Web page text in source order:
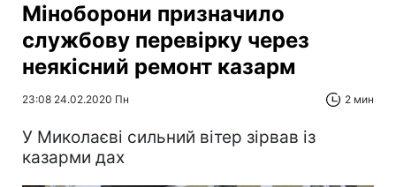
Міноборони призначило
службову перевірку через
неякісний ремонт казарм
23:08 24.02.2020 Пн 2 мин
У Миколаєві сильний вітер зірвав із
казарми дах